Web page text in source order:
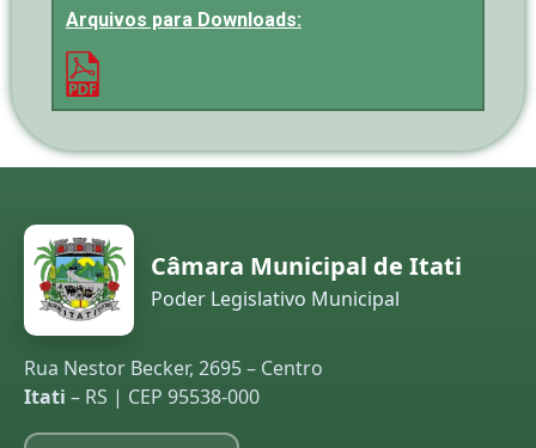
Arquivos para Downloads:
Câmara Municipal de Itati
Poder Legislativo Municipal
Rua Nestor Becker, 2695 – Centro
Itati – RS | CEP 95538-000